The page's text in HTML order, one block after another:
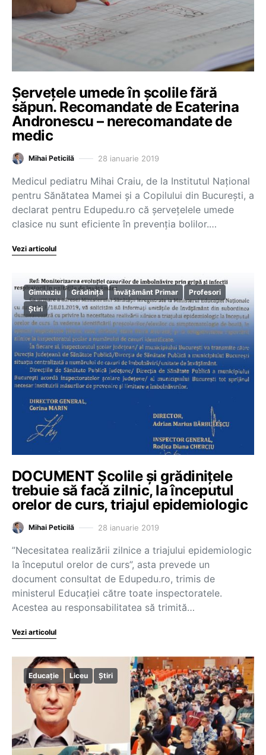
Şerveţele umede în şcolile fără
săpun. Recomandate de Ecaterina
Andronescu – nerecomandate de
medic
Mihai Peticilă 28 ianuarie 2019
Medicul pediatru Mihai Craiu, de la Institutul Naţional
pentru Sănătatea Mamei şi a Copilului din Bucureşti, a
declarat pentru Edupedu.ro că şerveţelele umede
clasice nu sunt eficiente în prevenţia bolilor.…
Vezi articolul
Gimnaziu Grădiniță Învățământ Primar
Profesori
Știri
DOCUMENT Școlile și grădinițele
trebuie să facă zilnic, la începutul
orelor de curs, triajul epidemiologic
Mihai Peticilă 28 ianuarie 2019
”Necesitatea realizării zilnice a triajului epidemiologic
la începutul orelor de curs”, asta prevede un
document consultat de Edupedu.ro, trimis de
ministerul Educației către toate inspectoratele.
Acestea au responsabilitatea să trimită…
Vezi articolul
Educație Liceu Știri